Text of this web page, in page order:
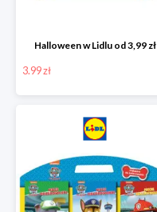
Halloween w Lidlu od 3,99 zł
3.99 zł